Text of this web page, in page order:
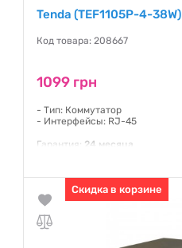
Tenda (TEF1105P-4-38W)
Код товара: 208667
1099 грн
- Тип: Коммутатор
- Интерфейсы: RJ-45
Гарантия: 24 месяца
Скидка в корзине